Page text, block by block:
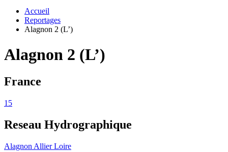
Accueil
Reportages
Alagnon 2 (L’)
Alagnon 2 (L’)
France
15
Reseau Hydrographique
Alagnon Allier Loire